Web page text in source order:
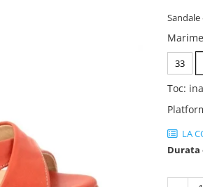
Marime
33
Toc:
LA
Durata